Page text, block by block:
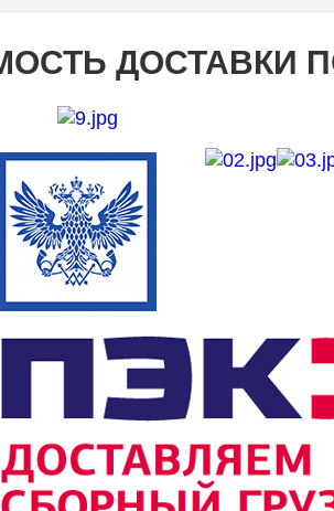
ДОСТАВКИ